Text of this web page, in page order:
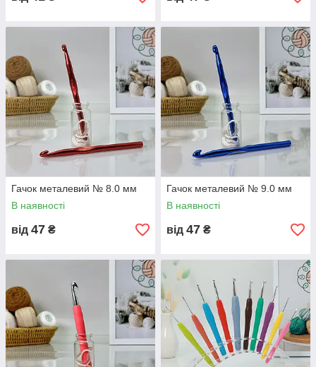
Гачок металевий № 8.0 мм
В наявності
від 47 ₴
Гачок металевий № 9.0 мм
В наявності
від 47 ₴